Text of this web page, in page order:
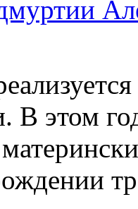
В этом